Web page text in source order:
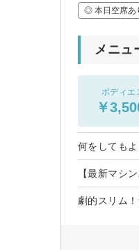
◎ 本日空席あ
メニュ
ボディエ
￥
何をしても
【最新マシ
劇的スリム